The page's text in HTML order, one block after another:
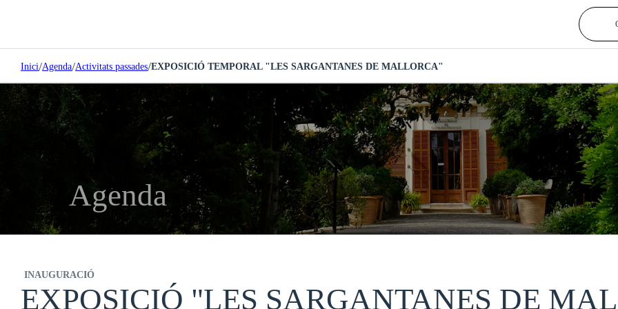
Inici/Agenda/Activitats passades/EXPOSICIÓ TEMPORAL "LES SARGANTANES DE MALLORCA"
Agenda
INAUGURACIÓ
EXPOSICIÓ "LES SARGANTANES DE